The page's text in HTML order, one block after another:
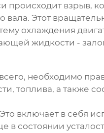
происходит взрыв,
Этот
охлаждения
жидкости -
необходимо
топлива, а также
включает в себя
в состоянии